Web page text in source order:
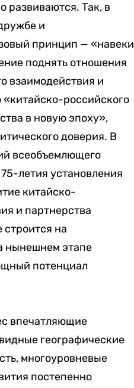
развиваются. Так, в
и
принцип — «навеки
поднять отношения
взаимодействия и
российского
в новую эпоху»,
доверия. В
всеобъемлющего
летия установления
китайско-
и партнерства
на
нынешнем этапе
потенциал
впечатляющие
географические
многоуровневые
постепенно